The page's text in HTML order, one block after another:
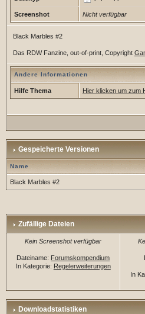
Screenshot Nicht verfügbar
Black Marbles #2
Das RDW Fanzine, out-of-print, Copyright
Andere Informationen
Hilfe Thema Hier klicken um zum
Gespeicherte Versionen
Name
Black Marbles #2
Zufällige Dateien
Kein Screenshot verfügbar
Dateiname: Forumskompendium
In Kategorie: Regelerweiterungen
In
Downloadstatistiken